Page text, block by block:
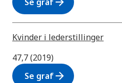
Kvinder i lederstillinger
47,7 (2019)
Se grafarrow_forward